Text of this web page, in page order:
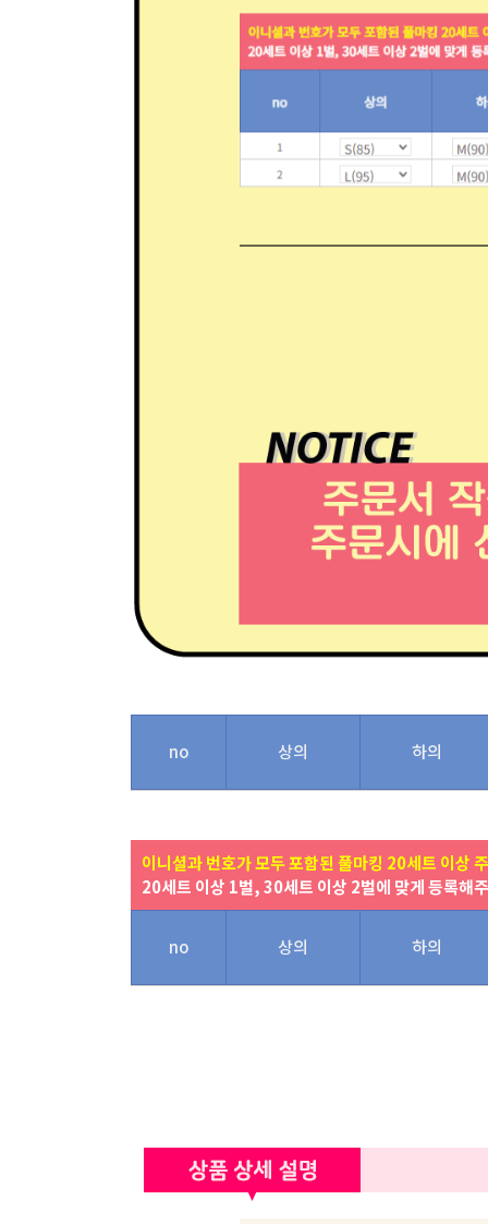
no 상의 하의
이니셜과 번호가 모두 포함된 풀마킹 20세트 이상
20세트 이상 1벌, 30세트 이상 2벌에 맞게 등록해
no 상의 하의